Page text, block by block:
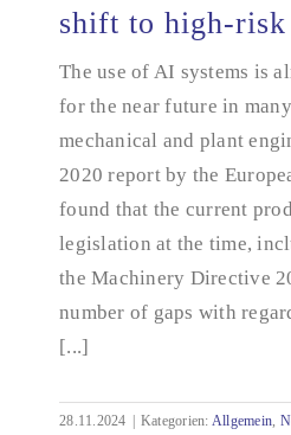
The use of AI systems
shift to high-risk
The use of AI systems is
for the near future in
mechanical and plant
2020 report by the
found that the current
legislation at the time,
the Machinery Directive
number of gaps with
[...]
28.11.2024 Kategorien: Allgemein,